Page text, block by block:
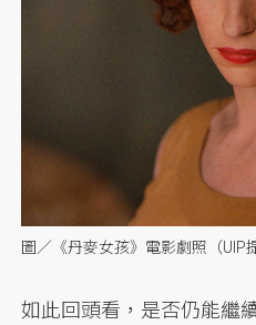
圖／《丹麥女孩》電影劇照（UIP
如此回頭看，是否仍能繼